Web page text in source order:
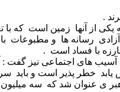
.
یکی از آنها زمین است که
رسانه ها و مطبوعات
با فساد است .
های اجتماعی نیز گفت :
خطر پذیر است و باید